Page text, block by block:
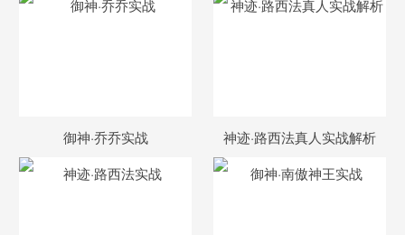
御神·乔乔实战 神迹·路西法真人实战解析